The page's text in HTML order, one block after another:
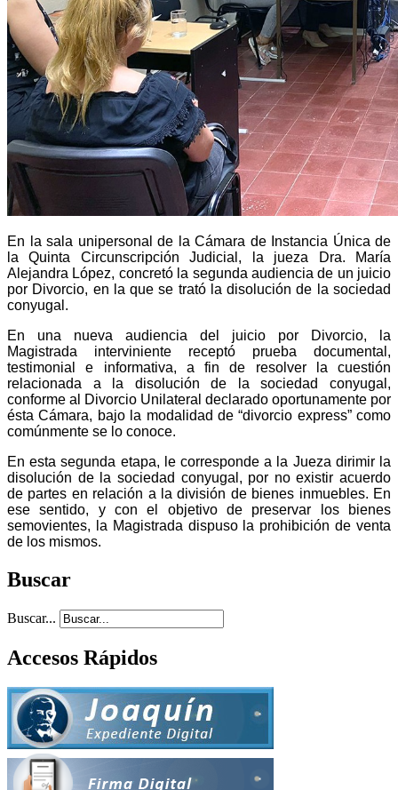
En la sala unipersonal de la Cámara de Instancia Única de
la Quinta Circunscripción Judicial, la jueza Dra. María
Alejandra López, concretó la segunda audiencia de un juicio
por Divorcio, en la que se trató la disolución de la sociedad
conyugal.
En una nueva audiencia del juicio por Divorcio, la
Magistrada interviniente receptó prueba documental,
testimonial e informativa, a fin de resolver la cuestión
relacionada a la disolución de la sociedad conyugal,
conforme al Divorcio Unilateral declarado oportunamente por
ésta Cámara, bajo la modalidad de “divorcio express” como
comúnmente se lo conoce.
En esta segunda etapa, le corresponde a la Jueza dirimir la
disolución de la sociedad conyugal, por no existir acuerdo
de partes en relación a la división de bienes inmuebles. En
ese sentido, y con el objetivo de preservar los bienes
semovientes, la Magistrada dispuso la prohibición de venta
de los mismos.
Buscar
Buscar...
Accesos Rápidos